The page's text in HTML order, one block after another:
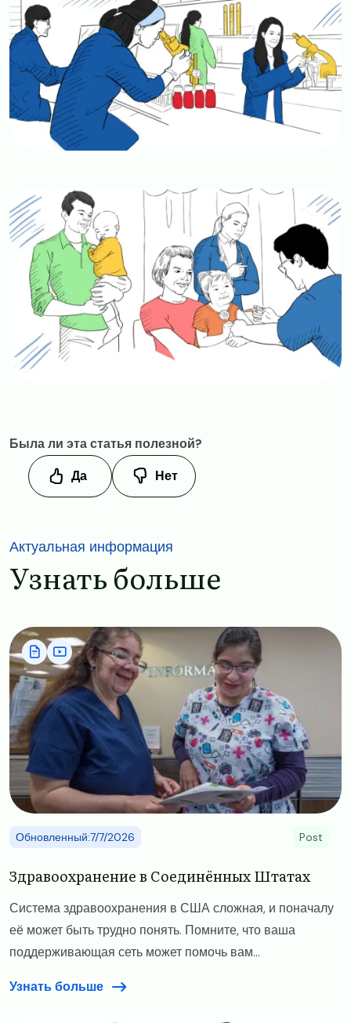
Image
Была ли эта статья полезной?
Да
Нет
Актуальная информация
Узнать больше
Image
Обновленный:7/7/2026 Post
Здравоохранение в Соединённых Штатах
Система здравоохранения в США сложная, и поначалу
её может быть трудно понять. Помните, что ваша
поддерживающая сеть может помочь вам...
Узнать больше